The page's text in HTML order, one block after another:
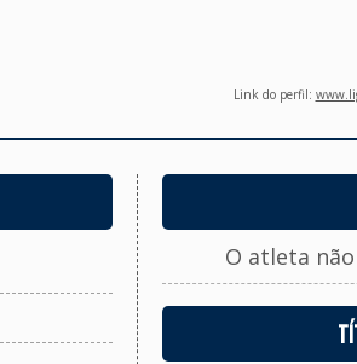
Link do perfil:
O atleta